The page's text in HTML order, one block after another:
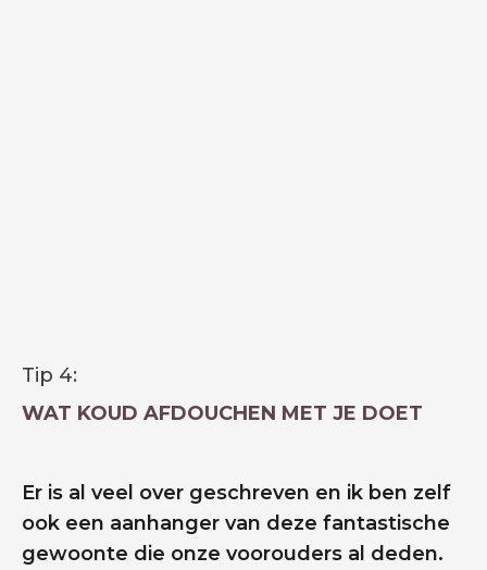
Tip 4:
WAT KOUD AFDOUCHEN MET JE DOET
Er is al veel over geschreven en ik ben zelf
ook een aanhanger van deze fantastische
gewoonte die onze voorouders al deden.